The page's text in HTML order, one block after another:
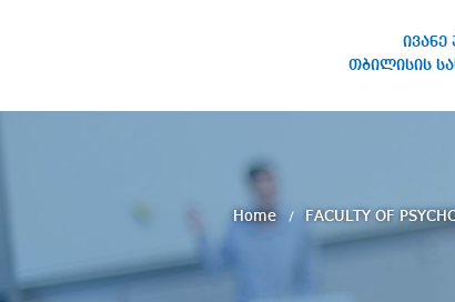
ივანე
თბილისის
STATE UNIVERSITY
Home FACULTY OF